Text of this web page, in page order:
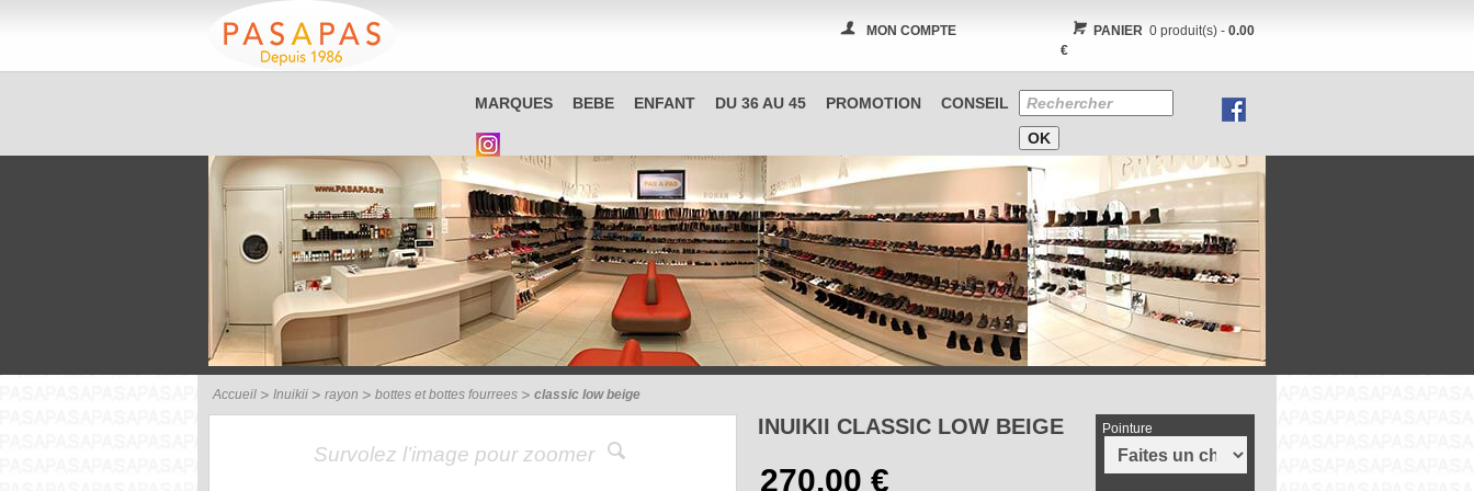
MON COMPTE PANIER 0 produit(s) -0.00
€
MARQUES BEBE ENFANT DU 36 AU 45 PROMOTION CONSEIL
Accueil Inuikii rayon bottes et bottes fourrees classic low beige
Survolez l’image pour zoomer
INUIKII CLASSIC LOW BEIGE Pointure